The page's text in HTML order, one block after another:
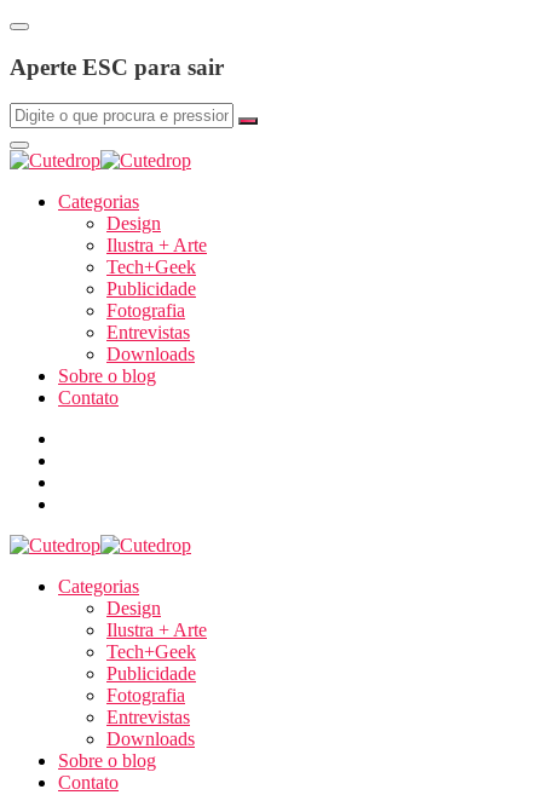
Aperte ESC para sair
Categorias
Design
Ilustra + Arte
Tech+Geek
Publicidade
Fotografia
Entrevistas
Downloads
Sobre o blog
Contato
Categorias
Design
Ilustra + Arte
Tech+Geek
Publicidade
Fotografia
Entrevistas
Downloads
Sobre o blog
Contato